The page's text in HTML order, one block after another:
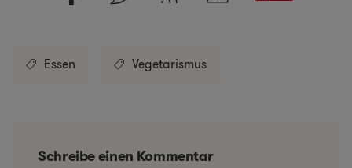
Essen Vegetarismus
Schreibe einen Kommentar